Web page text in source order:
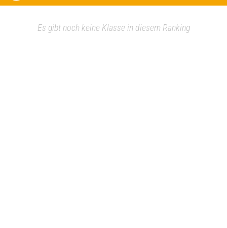
Es gibt noch keine Klasse in diesem Ranking